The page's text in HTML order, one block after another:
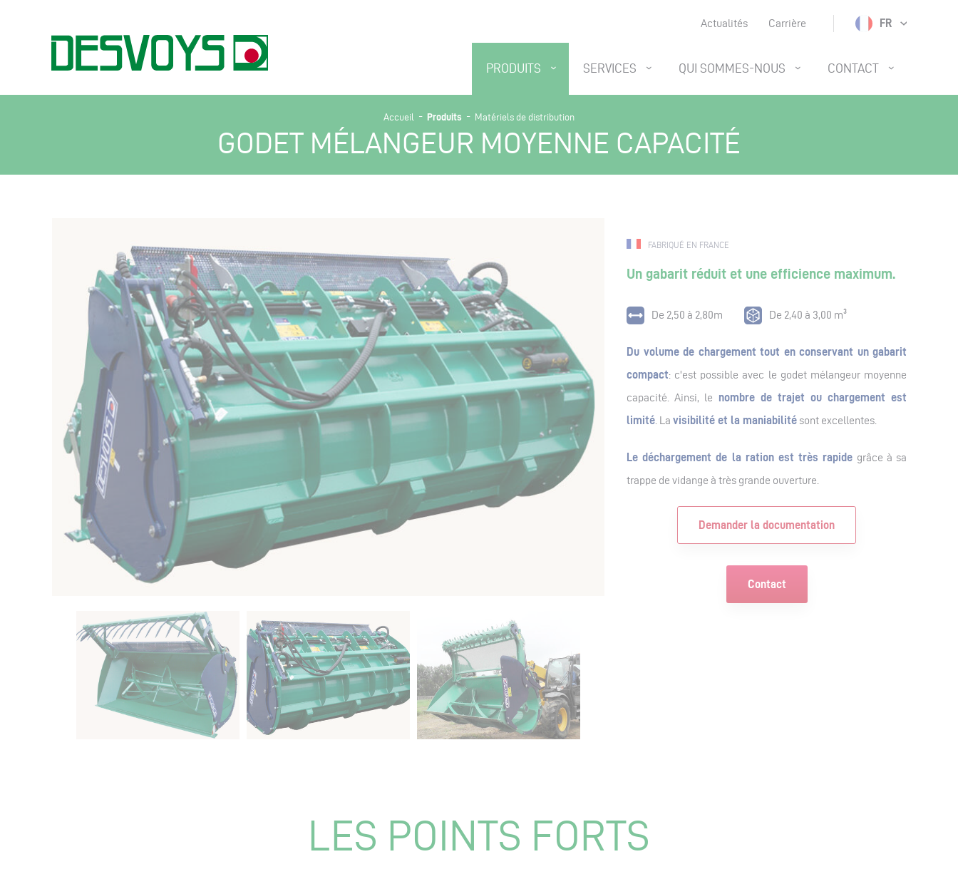
PRODUITS SERVICES QUI SOMMES-NOUS CONTACT
Actualités Carrière FR
Accueil - Produits - Matériels de distribution
GODET MÉLANGEUR MOYENNE CAPACITÉ
FABRIQUÉ EN FRANCE
Un gabarit réduit et une efficience maximum.
De 2,50 à 2,80m De 2,40 à 3,00 m³
Du volume de chargement tout en conservant un gabarit
compact: c'est possible avec le godet mélangeur moyenne
capacité. Ainsi, le nombre de trajet ou chargement est
limité . La visibilité et la maniabilité sont excellentes.
Le déchargement de la ration est très rapide grâce à sa
trappe de vidange à très grande ouverture.
Demander la documentation
Contact
LES POINTS FORTS